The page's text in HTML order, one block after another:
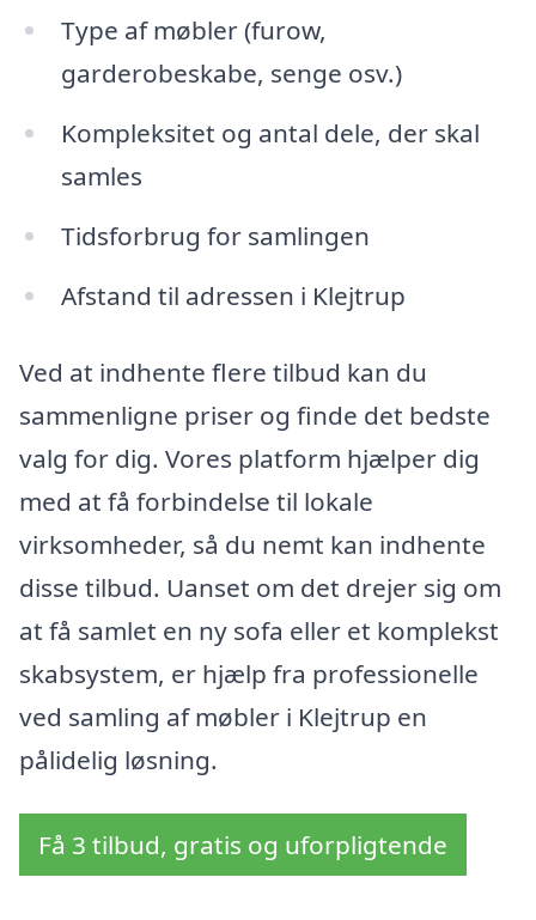
Type af møbler (furow,
garderobeskabe, senge osv.)
Kompleksitet og antal dele, der skal
samles
Tidsforbrug for samlingen
Afstand til adressen i Klejtrup
Ved at indhente flere tilbud kan du
sammenligne priser og finde det bedste
valg for dig. Vores platform hjælper dig
med at få forbindelse til lokale
virksomheder, så du nemt kan indhente
disse tilbud. Uanset om det drejer sig om
at få samlet en ny sofa eller et komplekst
skabsystem, er hjælp fra professionelle
ved samling af møbler i Klejtrup en
pålidelig løsning.
Få 3 tilbud, gratis og uforpligtende